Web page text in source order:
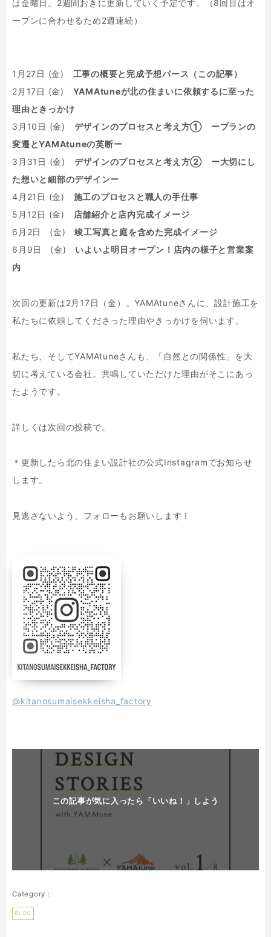
は金曜日。2週間おきに更新していく予定です。（8回目はオ
ープンに合わせるため2週連続）
1月27日 (金) 工事の概要と完成予想パース（この記事）
2月17日 (金) YAMAtuneが北の住まいに依頼するに至った
理由ときっかけ
3月10日 (金) デザインのプロセスと考え方① ープランの
変遷とYAMAtuneの英断ー
3月31日 (金) デザインのプロセスと考え方② ー大切にし
た想いと細部のデザインー
4月21日 (金) 施工のプロセスと職人の手仕事
5月12日 (金)
店舗紹介と店内完成イメージ
6月2日 (金)竣工写真と庭を含めた完成イメージ
6月9日 (金) いよいよ明日オープン！店内の様子と営業案
内
次回の更新は2月17日（金）。YAMAtuneさんに、設計施工を
私たちに依頼してくださった理由やきっかけを伺います。
私たち、そしてYAMAtuneさんも、「自然との関係性」を大
切に考えている会社。共鳴していただけた理由がそこにあっ
たようです。
詳しくは次回の投稿で。
＊更新したら北の住まい設計社の公式Instagramでお知らせ
します。
見逃さないよう、フォローもお願いします！
@kitanosumaisekkeisha_factory
この記事が気に入ったら「いいね！」しよう
BLOG